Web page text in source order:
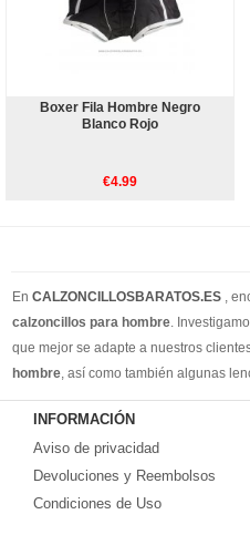
Boxer Fila Hombre Negro
Blanco Rojo
€4.99
En CALZONCILLOSBARATOS.ES
,
calzoncillos para hombre .
que mejor se adapte a nuestros
hombre , así como también algunas
Armain, Versace, Ralph Lauren.
cotidiano, también tenemos
hombres. Creemos que puede
necesita en nuestro sitio web. Puedes
online. Recuerde, si no está
INFORMACIÓN
Aviso de privacidad
Devoluciones y Reembolsos
Condiciones de Uso